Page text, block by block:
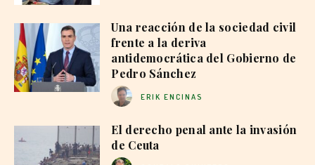
Una reacción de la sociedad civil
frente a la deriva
antidemocrática del Gobierno de
Pedro Sánchez
ERIK ENCINAS
El derecho penal ante la invasión
de Ceuta